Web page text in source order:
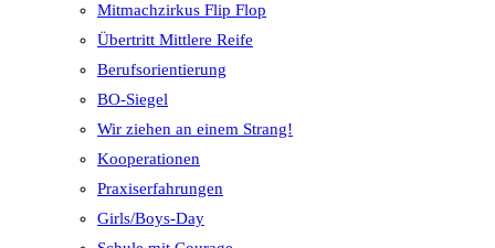
Mitmachzirkus Flip Flop
Übertritt Mittlere Reife
Berufsorientierung
BO-Siegel
Wir ziehen an einem Strang!
Kooperationen
Praxiserfahrungen
Girls/Boys-Day